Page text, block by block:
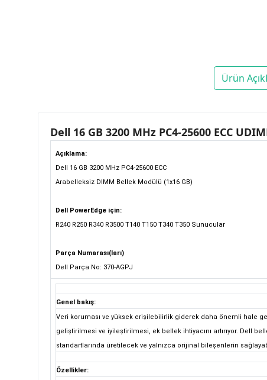
Ürün
Dell 16 GB 3200 MHz PC4-25600 ECC
Açıklama:
Dell 16 GB 3200 MHz PC4-25600 ECC
Arabelleksiz DIMM Bellek Modülü (1x16 GB)
Dell PowerEdge için:
R240 R250 R340 R3500 T140 T150 T340 T350 Sunucular
Parça Numarası(ları)
Dell Parça No: 370-AGPJ
Genel bakış:
Veri koruması ve yüksek erişilebilirlik giderek daha önemli hale
geliştirilmesi ve iyileştirilmesi, ek bellek ihtiyacını artırıyor. Dell
standartlarında üretilecek ve yalnızca orijinal bileşenlerin
Özellikler: